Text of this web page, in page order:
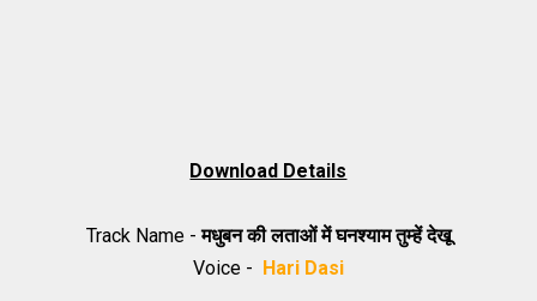
Download Details
Track Name -मधुबन की लताओं में घनश्याम तुम्हें देखू
Voice - Hari Dasi